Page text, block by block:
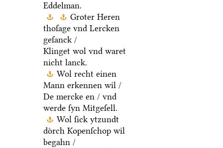
Eddelman.
Groter Heren
thoſage vnd Lercken
geſanck /
Klinget wol vnd waret
nicht lanck.
Wol recht einen
Mann erkennen wil /
De mercke en / vnd
werde ſyn Mitgeſell.
Wol ſick ytzundt
doͤrch Kopenſchop wil
begahn /